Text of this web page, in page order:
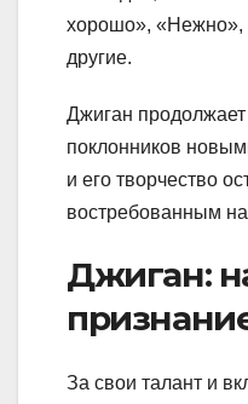
хорошо», «Нежно»,
другие.
Джиган
поклонников
и его творчество
востребованным
Джиган:
За свои талант и